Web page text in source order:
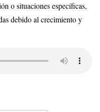
o situaciones específicas,
debido al crecimiento y